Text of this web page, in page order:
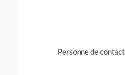
Personne de contact